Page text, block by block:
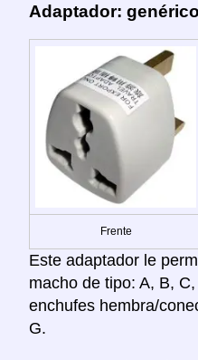
Adaptador: genérico
Frente
Este adaptador le
macho de tipo: A, B,
enchufes hembra/
G.